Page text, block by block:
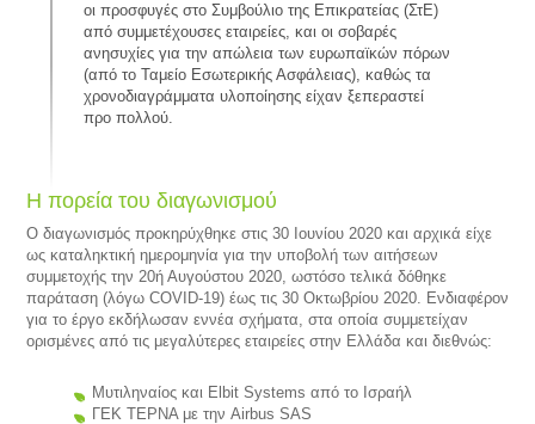
οι προσφυγές στο Συμβούλιο της Επικρατείας (ΣτΕ)
από συμμετέχουσες εταιρείες, και οι σοβαρές
ανησυχίες για την απώλεια των ευρωπαϊκών πόρων
(από το Ταμείο Εσωτερικής Ασφάλειας), καθώς τα
χρονοδιαγράμματα υλοποίησης είχαν ξεπεραστεί
προ πολλού.
Η πορεία του διαγωνισμού
Ο διαγωνισμός προκηρύχθηκε στις 30 Ιουνίου 2020 και αρχικά είχε
ως καταληκτική ημερομηνία για την υποβολή των αιτήσεων
συμμετοχής την 20ή Αυγούστου 2020, ωστόσο τελικά δόθηκε
παράταση (λόγω COVID-19) έως τις 30 Οκτωβρίου 2020. Ενδιαφέρον
για το έργο εκδήλωσαν εννέα σχήματα, στα οποία συμμετείχαν
ορισμένες από τις μεγαλύτερες εταιρείες στην Ελλάδα και διεθνώς:
Μυτιληναίος και Elbit Systems από το Ισραήλ
ΓΕΚ ΤΕΡΝΑ με την Airbus SAS